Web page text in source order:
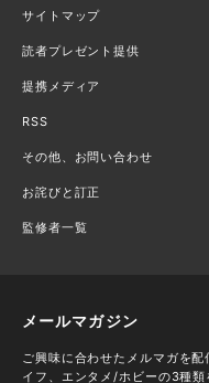
サイトマップ
読者プレゼント提供
提携メディア
RSS
その他、お問い合わせ
お詫びと訂正
監修者一覧
メールマガジン
ご興味に合わせたメルマガを
イフ、エンタメ/ホビーの3種類